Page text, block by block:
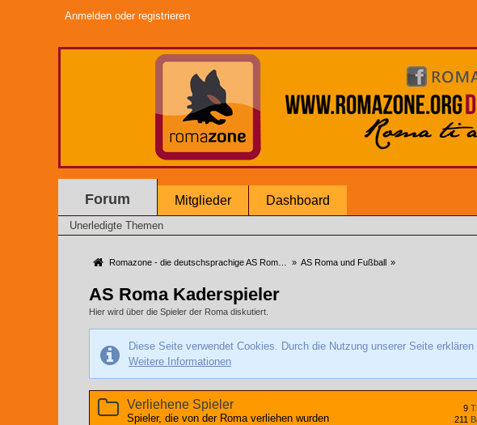
Anmelden oder registrieren
Forum Mitglieder Dashboard
Unerledigte Themen
Romazone - die deutschsprachige AS Roma Community » AS Roma und Fußball »
AS Roma Kaderspieler
Hier wird über die Spieler der Roma diskutiert.
Diese Seite verwendet Cookies. Durch die Nutzung unserer Seite
Weitere Informationen
Verliehene Spieler
Spieler, die von der Roma verliehen wurden
9
211